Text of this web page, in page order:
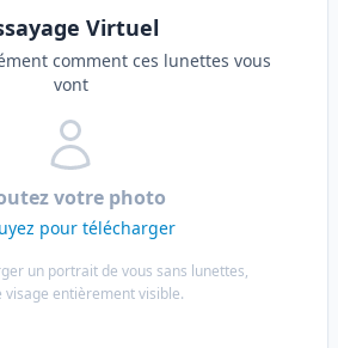
Virtuel
comment ces lunettes vous
vont
votre photo
pour télécharger
un portrait de vous sans lunettes,
visage entièrement visible.